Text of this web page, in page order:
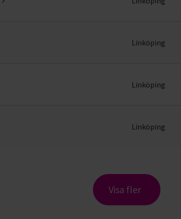
Linköping
Linköping
Linköping
Visa fler